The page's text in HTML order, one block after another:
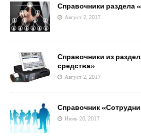
Справочники раздела
Август 2, 2017
Справочники из
средства»
Август 2, 2017
Справочник
Июль 28, 2017